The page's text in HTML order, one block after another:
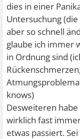
dies in einer
Untersuchung
aber so schnell
glaube ich immer
in Ordnung sind
knows)
Desweiteren
wirklich fast
etwas passiert.